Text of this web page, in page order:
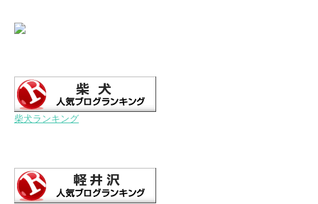
柴犬ランキング